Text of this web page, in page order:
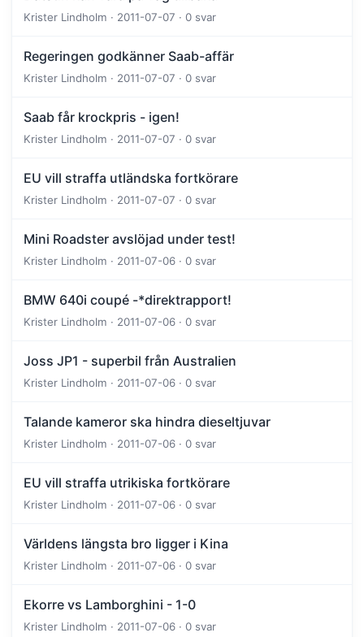
Krister Lindholm · 2011-07-07 · 0 svar
Regeringen godkänner Saab-affär
Krister Lindholm · 2011-07-07 · 0 svar
Saab får krockpris - igen!
Krister Lindholm · 2011-07-07 · 0 svar
EU vill straffa utländska fortkörare
Krister Lindholm · 2011-07-07 · 0 svar
Mini Roadster avslöjad under test!
Krister Lindholm · 2011-07-06 · 0 svar
BMW 640i coupé -*direktrapport!
Krister Lindholm · 2011-07-06 · 0 svar
Joss JP1 - superbil från Australien
Krister Lindholm · 2011-07-06 · 0 svar
Talande kameror ska hindra dieseltjuvar
Krister Lindholm · 2011-07-06 · 0 svar
EU vill straffa utrikiska fortkörare
Krister Lindholm · 2011-07-06 · 0 svar
Världens längsta bro ligger i Kina
Krister Lindholm · 2011-07-06 · 0 svar
Ekorre vs Lamborghini - 1-0
Krister Lindholm · 2011-07-06 · 0 svar